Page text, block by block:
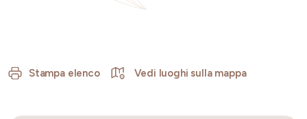
Stampa elenco Vedi luoghi sulla mappa